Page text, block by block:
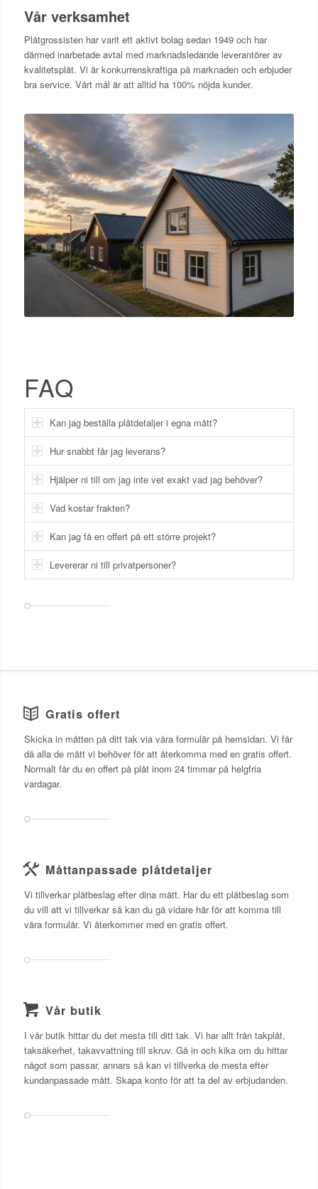
Vår verksamhet
Plåtgrossisten har varit ett aktivt bolag sedan 1949 och har
därmed inarbetade avtal med marknadsledande leverantörer av
kvalitetsplåt. Vi är konkurrenskraftiga på marknaden och erbjuder
bra service. Vårt mål är att alltid ha 100% nöjda kunder.
FAQ
Kan jag beställa plåtdetaljer i egna mått?
Hur snabbt får jag leverans?
Hjälper ni till om jag inte vet exakt vad jag behöver?
Vad kostar frakten?
Kan jag få en offert på ett större projekt?
Levererar ni till privatpersoner?
Gratis offert
Skicka in måtten på ditt tak via våra formulär på hemsidan. Vi får
då alla de mått vi behöver för att återkomma med en gratis offert.
Normalt får du en offert på plåt inom 24 timmar på helgfria
vardagar.
Måttanpassade plåtdetaljer
Vi tillverkar plåtbeslag efter dina mått. Har du ett plåtbeslag som
du vill att vi tillverkar så kan du gå vidare här för att komma till
våra formulär. Vi återkommer med en gratis offert.
Vår butik
I vår butik hittar du det mesta till ditt tak. Vi har allt från takplåt,
taksäkerhet, takavvattning till skruv. Gå in och kika om du hittar
något som passar, annars så kan vi tillverka de mesta efter
kundanpassade mått. Skapa konto för att ta del av erbjudanden.